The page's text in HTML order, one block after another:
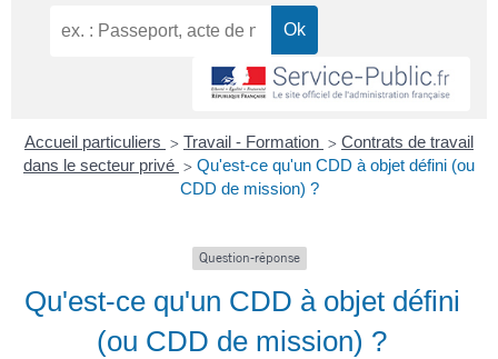
Accueil particuliers > Travail - Formation > Contrats de travail
dans le secteur privé > Qu'est-ce qu'un CDD à objet défini (ou
CDD de mission) ?
Question-réponse
Qu'est-ce qu'un CDD à objet défini
(ou CDD de mission) ?